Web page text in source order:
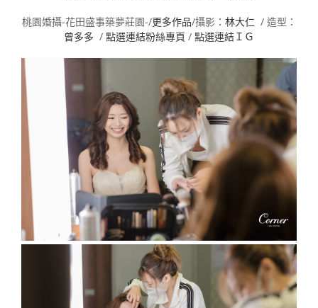
桃園婚攝-花田盛事築夢莊園-/更多作品/攝影： 林大仁 / 造型：
曾多多 / 點選連結粉絲專頁 / 點選連結ＩＧ